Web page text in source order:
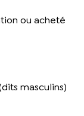
ou acheté
masculins)